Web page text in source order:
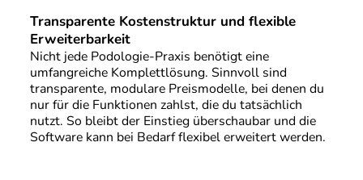
Transparente Kostenstruktur und flexible
Erweiterbarkeit
Nicht jede Podologie-Praxis benötigt eine
umfangreiche Komplettlösung. Sinnvoll sind
transparente, modulare Preismodelle, bei denen du
nur für die Funktionen zahlst, die du tatsächlich
nutzt. So bleibt der Einstieg überschaubar und die
Software kann bei Bedarf flexibel erweitert werden.